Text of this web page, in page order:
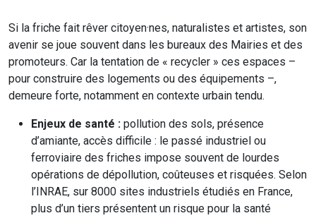
Si la friche fait rêver citoyen·nes, naturalistes et artistes, son
avenir se joue souvent dans les bureaux des Mairies et des
promoteurs. Car la tentation de « recycler » ces espaces –
pour construire des logements ou des équipements –,
demeure forte, notamment en contexte urbain tendu.
Enjeux de santé : pollution des sols, présence
d’amiante, accès difficile : le passé industriel ou
ferroviaire des friches impose souvent de lourdes
opérations de dépollution, coûteuses et risquées. Selon
l’INRAE, sur 8000 sites industriels étudiés en France,
plus d’un tiers présentent un risque pour la santé